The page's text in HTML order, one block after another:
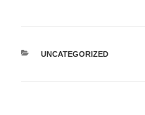
カ
UNCATEGORIZED